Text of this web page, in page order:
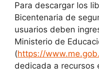
Para descargar los
Bicentenaria de
usuarios deben
Ministerio de
(https://
dedicada a recursos